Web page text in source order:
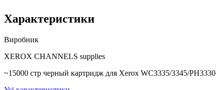
Характеристики
Виробник
XEROX CHANNELS supplies
~15000 стр черный картридж для Xerox WC3335/3345/PH3330